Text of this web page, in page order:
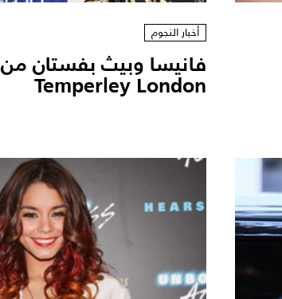
أخبار النجوم
فانيسا وبيث بفستان من
Temperley London